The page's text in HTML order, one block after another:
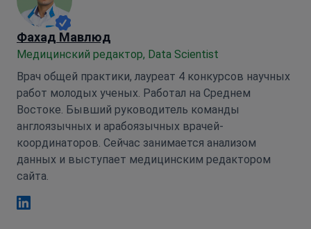
Фахад Мавлюд
Медицинский редактор, Data Scientist
Врач общей практики, лауреат 4 конкурсов научных
работ молодых ученых. Работал на Среднем
Востоке. Бывший руководитель команды
англоязычных и арабоязычных врачей-
координаторов. Сейчас занимается анализом
данных и выступает медицинским редактором
сайта.